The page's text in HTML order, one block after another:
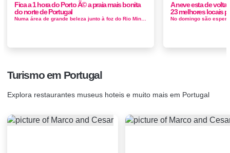
Fica a 1 hora do Porto Ã© a praia mais bonita
do norte de Portugal
A neve esta de
23 melhores locais
Turismo em Portugal
Explora restaurantes museus hoteis e muito mais em Portugal